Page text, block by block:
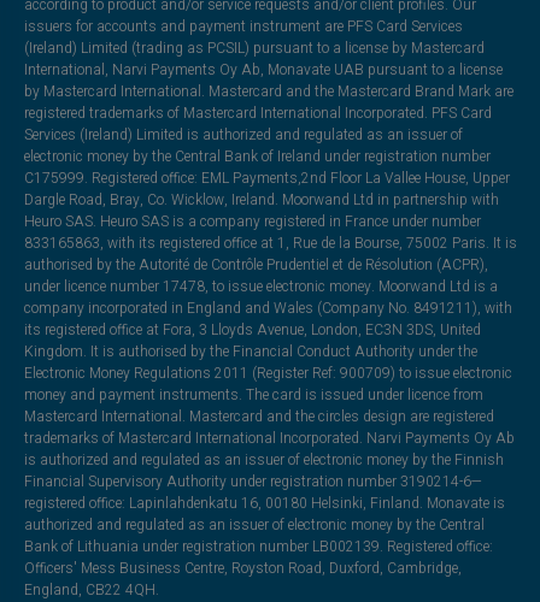
according to product and/or service requests and/or client profiles. Our
issuers for accounts and payment instrument are PFS Card Services
(Ireland) Limited (trading as PCSIL) pursuant to a license by Mastercard
International, Narvi Payments Oy Ab, Monavate UAB pursuant to a license
by Mastercard International. Mastercard and the Mastercard Brand Mark are
registered trademarks of Mastercard International Incorporated. PFS Card
Services (Ireland) Limited is authorized and regulated as an issuer of
electronic money by the Central Bank of Ireland under registration number
C175999. Registered office: EML Payments,2nd Floor La Vallee House, Upper
Dargle Road, Bray, Co. Wicklow, Ireland. Moorwand Ltd in partnership with
Heuro SAS. Heuro SAS is a company registered in France under number
833165863, with its registered office at 1, Rue de la Bourse, 75002 Paris. It is
authorised by the Autorité de Contrôle Prudentiel et de Résolution (ACPR),
under licence number 17478, to issue electronic money. Moorwand Ltd is a
company incorporated in England and Wales (Company No. 8491211), with
its registered office at Fora, 3 Lloyds Avenue, London, EC3N 3DS, United
Kingdom. It is authorised by the Financial Conduct Authority under the
Electronic Money Regulations 2011 (Register Ref: 900709) to issue electronic
money and payment instruments. The card is issued under licence from
Mastercard International. Mastercard and the circles design are registered
trademarks of Mastercard International Incorporated. Narvi Payments Oy Ab
is authorized and regulated as an issuer of electronic money by the Finnish
Financial Supervisory Authority under registration number 3190214-6—
registered office: Lapinlahdenkatu 16, 00180 Helsinki, Finland. Monavate is
authorized and regulated as an issuer of electronic money by the Central
Bank of Lithuania under registration number LB002139. Registered office:
Officers' Mess Business Centre, Royston Road, Duxford, Cambridge,
England, CB22 4QH.